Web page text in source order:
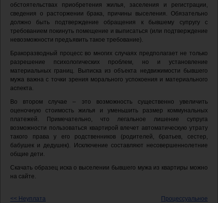
обстоятельствах приобретения жилья, заселения и регистрации,
сведения о расторжении брака, причины выселения. Обязательно
должно быть подтверждение обращения к бывшему супругу с
требованием покинуть помещение и выписаться (или подтверждение
невозможности предъявить такое требование).
Бракоразводный процесс во многих случаях предполагает не только
разрешение психологических проблем, но и установление
материальных границ. Выписка из объекта недвижимости бывшего
мужа важна с точки зрения морального успокоения и материального
аспекта.
Во втором случае – это возможность существенно увеличить
оценочную стоимость жилья и уменьшить размер коммунальных
платежей. Примечательно, что легальное лишение супруга
возможности пользоваться квартирой влечет автоматическую утрату
такого права у его родственников (родителей, братьев, сестер,
бабушек и дедушек). Исключение составляют несовершеннолетние
общие дети.
Скачать образец иска о выселении бывшего мужа из квартиры можно
на сайте.
<< Неуплата
Процессуальное